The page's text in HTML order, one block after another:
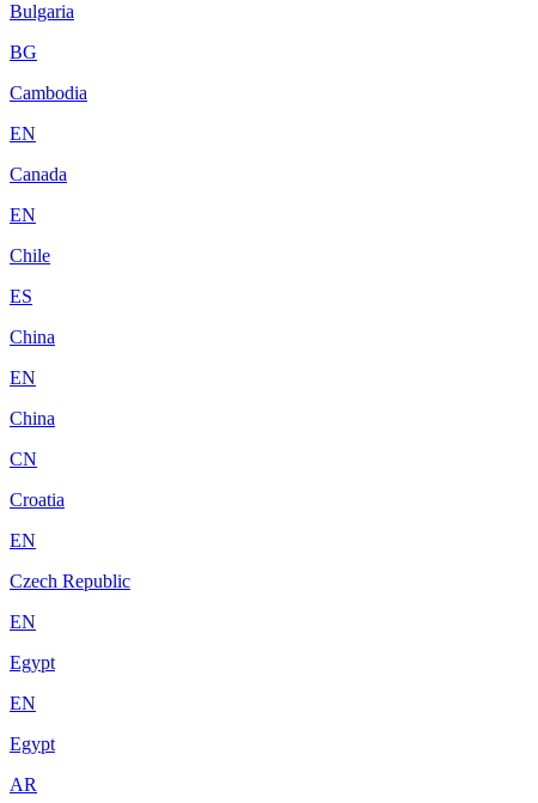
Bulgaria
BG
Cambodia
EN
Canada
EN
Chile
ES
China
EN
China
CN
Croatia
EN
Czech Republic
EN
Egypt
EN
Egypt
AR